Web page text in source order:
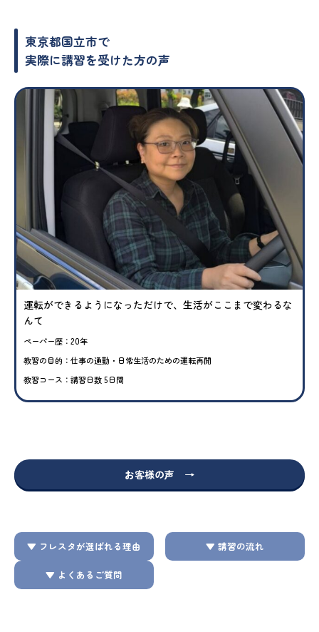
東京都国立市で
実際に講習を受けた方の声
運転ができるようになっただけで、生活がここまで変わるな
んて
ペーパー歴：20年
教習の目的：仕事の通勤・日常生活のための運転再開
教習コース：講習日数 5日間
お客様の声 →
▼ フレスタが選ばれる理由 ▼ 講習の流れ
▼ よくあるご質問